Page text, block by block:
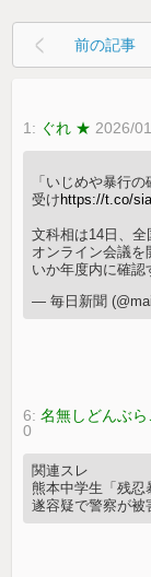
前の記事
1: ぐれ ★ 2026/
「いじめや暴行
受け https://t.co/
文科相は14日、
オンライン会議
いか年度内に確認
— 毎日新聞
6:名無しどんぶら
0
関連スレ
熊本中学生「残
遂容疑で警察が